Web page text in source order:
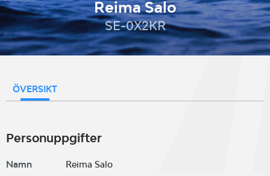
Reima Salo
SE-0X2KR
ÖVERSIKT
Personuppgifter
Namn
Reima Salo